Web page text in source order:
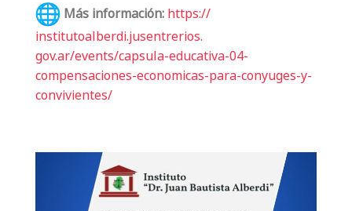
Más información:https://
institutoalberdi.jusentrerios.
gov.ar/events/capsula-educativa-04-
compensaciones-economicas-para-conyuges-y-
convivientes/